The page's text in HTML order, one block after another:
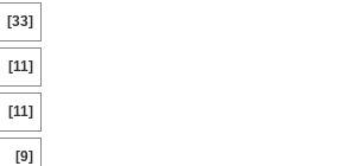
[33]
[11]
[11]
[9]